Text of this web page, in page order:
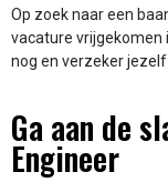
Op zoek naar een
vacature vrijgekomen
nog en verzeker
Ga aan de
Engineer